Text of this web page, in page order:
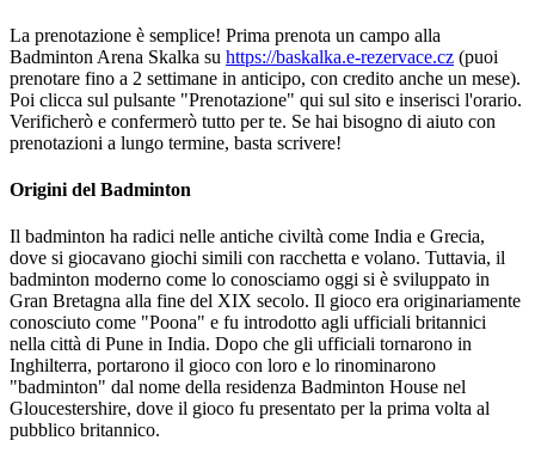
La prenotazione è semplice! Prima prenota un campo alla
Badminton Arena Skalka su https://baskalka.e-rezervace.cz (puoi
prenotare fino a 2 settimane in anticipo, con credito anche un mese).
Poi clicca sul pulsante "Prenotazione" qui sul sito e inserisci l'orario.
Verificherò e confermerò tutto per te. Se hai bisogno di aiuto con
prenotazioni a lungo termine, basta scrivere!
Origini del Badminton
Il badminton ha radici nelle antiche civiltà come India e Grecia,
dove si giocavano giochi simili con racchetta e volano. Tuttavia, il
badminton moderno come lo conosciamo oggi si è sviluppato in
Gran Bretagna alla fine del XIX secolo. Il gioco era originariamente
conosciuto come "Poona" e fu introdotto agli ufficiali britannici
nella città di Pune in India. Dopo che gli ufficiali tornarono in
Inghilterra, portarono il gioco con loro e lo rinominarono
"badminton" dal nome della residenza Badminton House nel
Gloucestershire, dove il gioco fu presentato per la prima volta al
pubblico britannico.